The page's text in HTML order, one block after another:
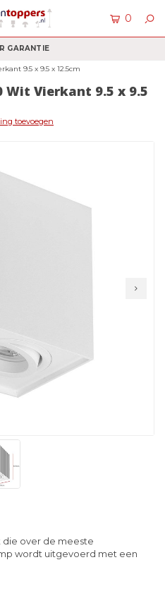
0
KLANTENSERVICE: +31 (0)36 2340050
9.5 x 9.5 x 12.5cm
Wit Vierkant 9.5 x 9.5
toevoegen
die over de meeste
wordt uitgevoerd met een